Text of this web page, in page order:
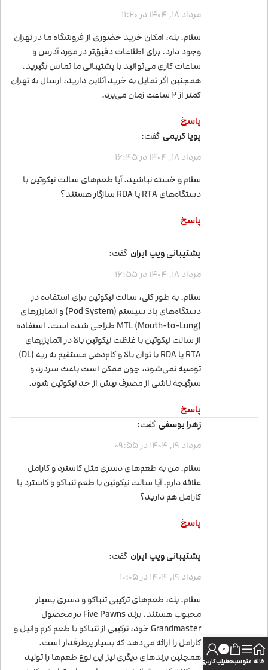
مرداد 18, 1404 در 11:20
سلام. بله، امکان خرید حضوری از فروشگاه ما در تهران
وجود دارد. برای اطلاعات دقیق‌تر در مورد آدرس و
ساعات کاری می‌توانید با پشتیبانی ما تماس بگیرید.
همچنین اگر تمایل به خرید آنلاین دارید، ارسال به تهران
کمتر از 2 ساعت زمان می‌برد.
پاسخ
پویا کریمی گفت:
مرداد 18, 1404 در 16:45
سلام و خسته نباشید. آیا طعم‌های سالت نیکوتین با
دستگاه‌های RTA یا RDA سازگار هستند؟
پاسخ
پشتیبانی ویپ ایران گفت:
مرداد 18, 1404 در 16:55
سلام. به طور کلی، سالت نیکوتین برای استفاده در
دستگاه‌های پاد سیستم (Pod System) و اتمایزرهای
MTL (Mouth-to-Lung) طراحی شده است. استفاده
از سالت نیکوتین با غلظت نیکوتین بالا در اتمایزرهای
RTA یا RDA با توان بالا و کام‌دهی مستقیم به ریه (DL)
توصیه نمی‌شود، چون ممکن است باعث سردرد و
سرگیجه ناشی از مصرف بیش از حد نیکوتین شود.
پاسخ
زهرا یوسفی گفت:
مرداد 19, 1404 در 09:55
سلام. من به طعم‌های دسری مثل کاسترد و کارامل
علاقه دارم. آیا سالت نیکوتین با طعم تنباکو و کاسترد یا
کارامل هم دارید؟
پاسخ
پشتیبانی ویپ ایران گفت:
مرداد 19, 1404 در 10:05
سلام. بله، طعم‌های ترکیبی تنباکو و دسری بسیار
محبوب هستند. برند Five Pawns در محصول
Grandmaster خود، ترکیبی از تنباکو با طعم کرم وانیل و
کارامل را ارائه می‌دهد که بسیار پرطرفدار است.
همچنین برندهای دیگری نیز این نوع طعم‌ها را تولید
خانه منو
0
سبد خرید
حساب کاربری من